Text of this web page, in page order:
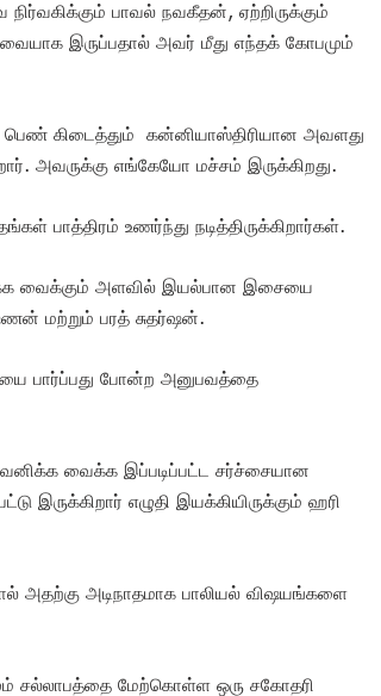
பாவல் நவகீதன், ஏற்றிருக்கும்
வையாக இருப்பதால் அவர் மீது எந்தக் கோபமும்
கிடைத்தும் கன்னியாஸ்திரியான அவளது
அவருக்கு எங்கேயோ மச்சம் இருக்கிறது.
பாத்திரம் உணர்ந்து நடித்திருக்கிறார்கள்.
வைக்கும் அளவில் இயல்பான இசையை
மற்றும் பரத் சுதர்ஷன்.
பார்ப்பது போன்ற அனுபவத்தை
வைக்க இப்படிப்பட்ட சர்ச்சையான
இருக்கிறார் எழுதி இயக்கியிருக்கும் ஹரி
அதற்கு அடிநாதமாக பாலியல் விஷயங்களை
சல்லாபத்தை மேற்கொள்ள ஒரு சகோதரி